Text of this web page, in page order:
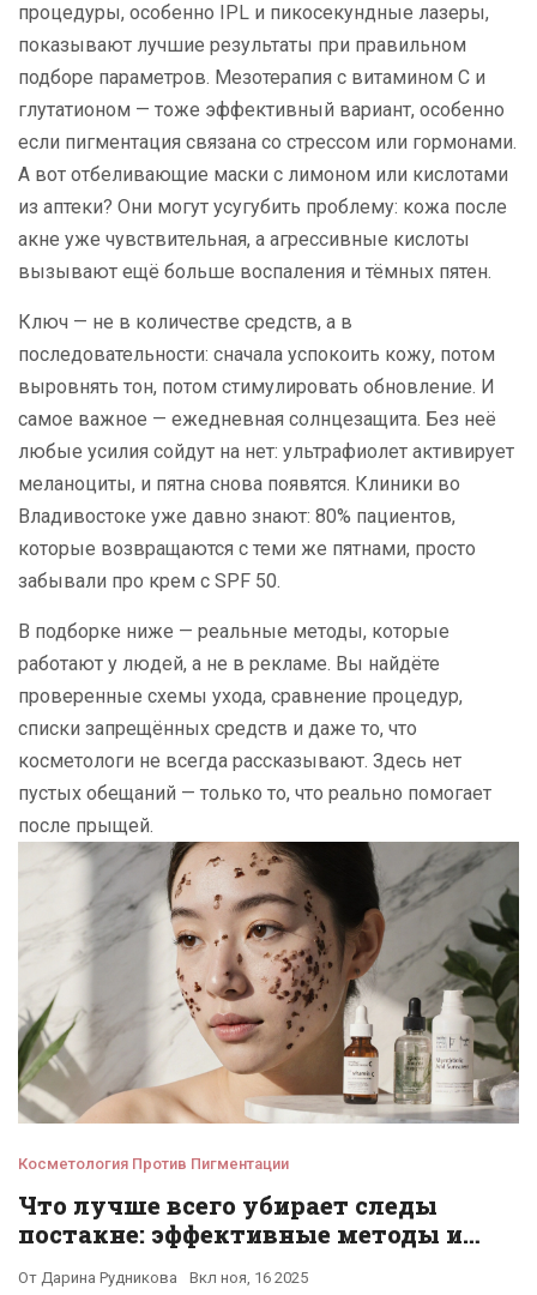
процедуры, особенно IPL и пикосекундные лазеры,
показывают лучшие результаты при правильном
подборе параметров. Мезотерапия с витамином С и
глутатионом — тоже эффективный вариант, особенно
если пигментация связана со стрессом или гормонами.
А вот отбеливающие маски с лимоном или кислотами
из аптеки? Они могут усугубить проблему: кожа после
акне уже чувствительная, а агрессивные кислоты
вызывают ещё больше воспаления и тёмных пятен.
Ключ — не в количестве средств, а в
последовательности: сначала успокоить кожу, потом
выровнять тон, потом стимулировать обновление. И
самое важное — ежедневная солнцезащита. Без неё
любые усилия сойдут на нет: ультрафиолет активирует
меланоциты, и пятна снова появятся. Клиники во
Владивостоке уже давно знают: 80% пациентов,
которые возвращаются с теми же пятнами, просто
забывали про крем с SPF 50.
В подборке ниже — реальные методы, которые
работают у людей, а не в рекламе. Вы найдёте
проверенные схемы ухода, сравнение процедур,
списки запрещённых средств и даже то, что
косметологи не всегда рассказывают. Здесь нет
пустых обещаний — только то, что реально помогает
после прыщей.
Косметология Против Пигментации
Что лучше всего убирает следы
постакне: эффективные методы и
От Дарина Рудникова Вкл ноя, 16 2025